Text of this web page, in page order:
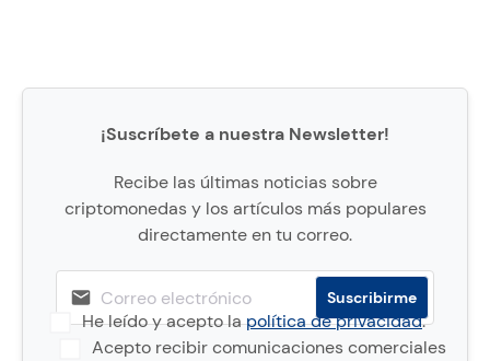
¡Suscríbete a nuestra Newsletter!
Recibe las últimas noticias sobre
criptomonedas y los artículos más populares
directamente en tu correo.
He leído y acepto lapolítica de privacidad.
Acepto recibir comunicaciones comerciales